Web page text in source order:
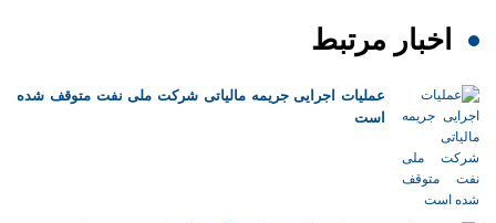
اخبار مرتبط
عملیات اجرایی جریمه مالیاتی شرکت ملی نفت متوقف شده
است